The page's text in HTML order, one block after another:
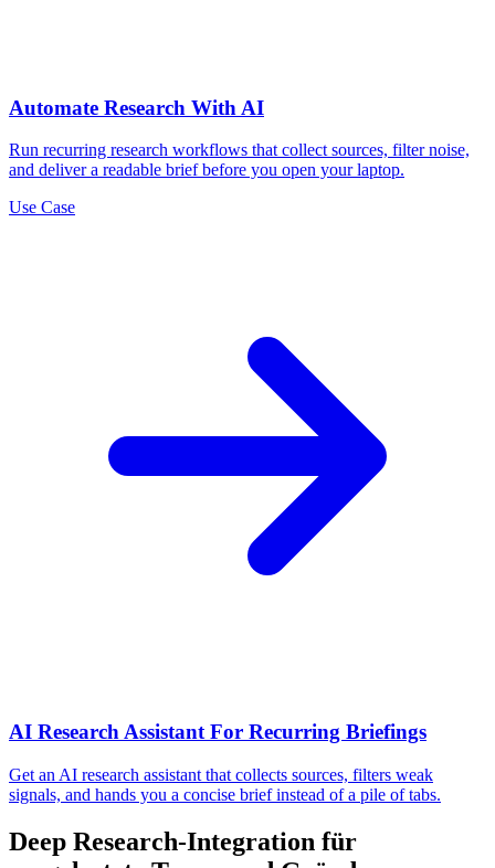
Automate Research With AI
Run recurring research workflows that collect sources, filter noise,
and deliver a readable brief before you open your laptop.
Use Case
AI Research Assistant For Recurring Briefings
Get an AI research assistant that collects sources, filters weak
signals, and hands you a concise brief instead of a pile of tabs.
Deep Research-Integration für